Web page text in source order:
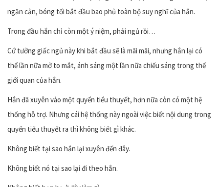
ngăn cản, bóng tối bắt đầu bao phủ toàn bộ suy nghĩ của hắn.
Trong đầu hắn chỉ còn một ý niệm, phải ngủ rồi…
Cứ tưởng giấc ngủ này khi bắt đầu sẽ là mãi mãi, nhưng hắn lại có
thể lần nữa mở to mắt, ánh sáng một lần nữa chiếu sáng trong thế
giới quan của hắn.
Hắn đã xuyên vào một quyển tiểu thuyết, hơn nữa còn có một hệ
thống hỗ trợ. Nhưng cái hệ thống này ngoài việc biết nội dung trong
quyển tiểu thuyết ra thì không biết gì khác.
Không biết tại sao hắn lại xuyên đến đây.
Không biết nó tại sao lại đi theo hắn.